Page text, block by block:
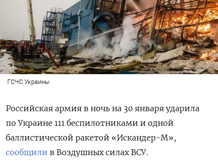
ГСЧС Украины
Российская армия в ночь на 30 января ударила
по Украине 111 беспилотниками и одной
баллистической ракетой «Искандер-М»,
сообщили в Воздушных силах ВСУ.